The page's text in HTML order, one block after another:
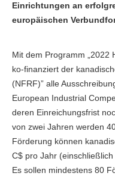
Einrichtungen an
europäischen
Mit dem Programm „2022
ko-finanziert der
(NFRF)” alle
European Industrial
deren Einreichungsfrist
von zwei Jahren werden
Förderung können
C$ pro Jahr
Es sollen mindestens 80